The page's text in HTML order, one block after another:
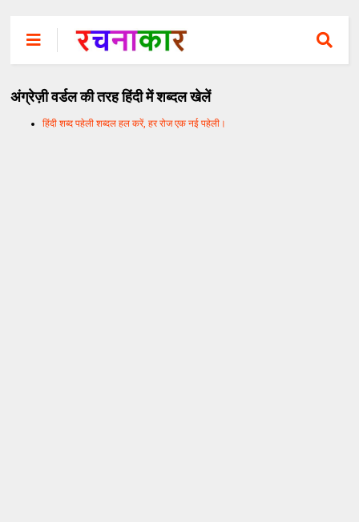
अंग्रेज़ी वर्डल की तरह हिंदी में शब्दल खेलें
हिंदी शब्द पहेली शब्दल हल करें, हर रोज एक नई पहेली।